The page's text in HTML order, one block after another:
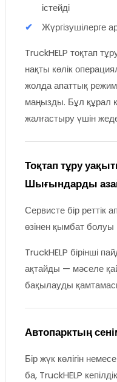
істейді
Жүргізушілерге
TruckHELP тоқтап
нақты көлік
жолда апаттық
маңызды. Бұл құрал
жалғастыру үшін
Тоқтап тұру
Шығындарды
Сервисте бір реттік
өзінен қымбат болуы
TruckHELP бірінші
ақтайды — мәселе
бақылауды
Автопарктың
Бір жүк көлігін
ба, TruckHELP